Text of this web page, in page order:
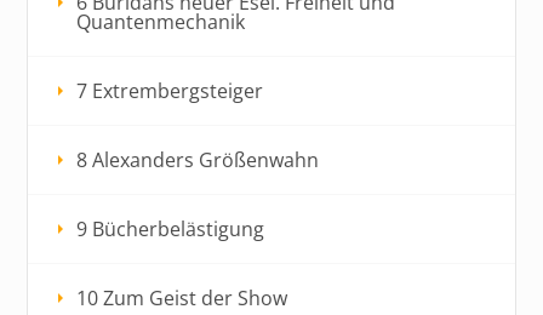
Quantenmechanik
7 Extrembergsteiger
8 Alexanders Größenwahn
9 Bücherbelästigung
10 Zum Geist der Show